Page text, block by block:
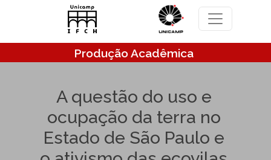
Pular para o conteúdo principal
Produção Acadêmica
A questão do uso e
ocupação da terra no
Estado de São Paulo e